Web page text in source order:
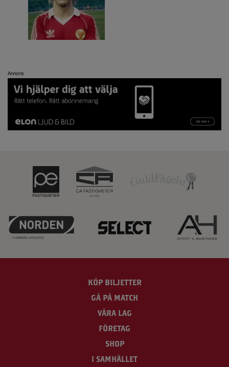
Annons
KÖP BILJETTER
GÅ PÅ MATCH
VÅRA LAG
FÖRETAG
SHOP
I SAMHÄLLET